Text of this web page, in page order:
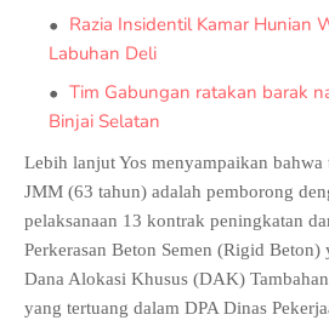
Razia Insidentil Kamar Hunian
Labuhan Deli
Tim Gabungan ratakan barak
Binjai Selatan
Lebih lanjut Yos menyampaikan bahwa
JMM (63 tahun) adalah pemborong
pelaksanaan 13 kontrak peningkatan
Perkerasan Beton Semen (Rigid Beton)
Dana Alokasi Khusus (DAK)
yang tertuang dalam DPA Dinas